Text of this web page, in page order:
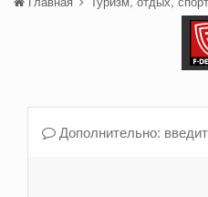
Дополнительно: